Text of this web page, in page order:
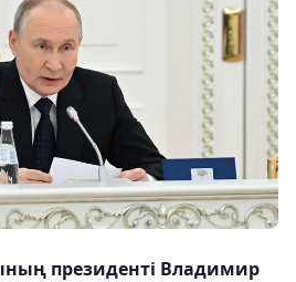
президенті Владимир